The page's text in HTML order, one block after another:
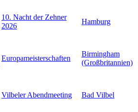
10. Nacht der Zehner
2026
Hamburg
Europameisterschaften
Birmingham
(Großbritannien)
Vilbeler Abendmeeting Bad Vilbel